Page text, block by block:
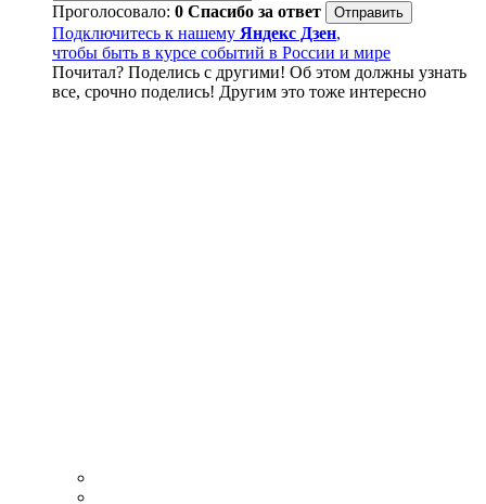
Проголосовало: 0 Спасибо за ответ
Подключитесь к нашему Яндекс Дзен,
чтобы быть в курсе событий в России и мире
Почитал? Поделись с другими! Об этом должны узнать
все, срочно поделись! Другим это тоже интересно